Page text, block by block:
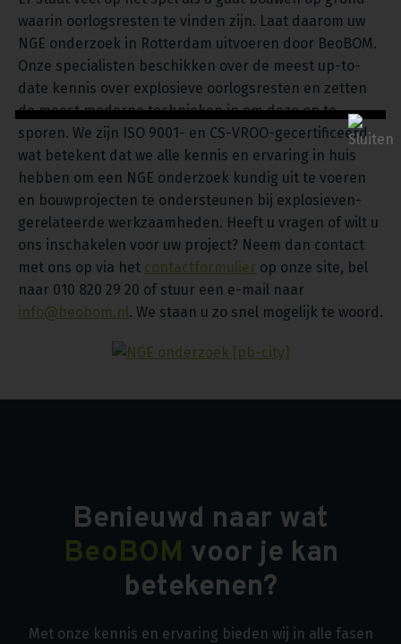
waarin oorlogsresten te vinden zijn. Laat daarom uw
NGE onderzoek in Rotterdam uitvoeren door BeoBOM.
Onze specialisten beschikken over de meest up-to-
date kennis over explosieve oorlogsresten en zetten
de meest moderne technieken in om deze op te
sporen. We zijn ISO 9001- en CS-VROO-gecertificeerd,
wat betekent dat we alle kennis en ervaring in huis
hebben om een NGE onderzoek kundig uit te voeren
en bouwprojecten te ondersteunen bij explosieven-
gerelateerde werkzaamheden. Heeft u vragen of wilt u
ons inschakelen voor uw project? Neem dan contact
met ons op via het contactformulier op onze site, bel
naar 010 820 29 20 of stuur een e-mail naar
info@beobom.nl. We staan u zo snel mogelijk te woord.
Benieuwd naar wat
BeoBOM voor je kan
betekenen?
Met onze kennis en ervaring bieden wij in alle fasen